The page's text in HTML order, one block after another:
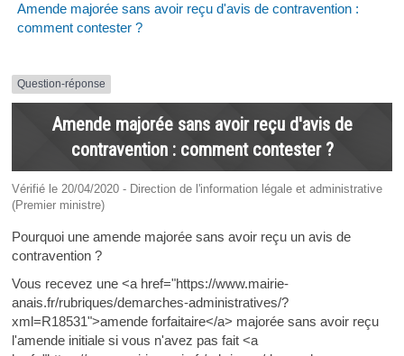
Amende majorée sans avoir reçu d'avis de contravention :
comment contester ?
Question-réponse
Amende majorée sans avoir reçu d'avis de
contravention : comment contester ?
Vérifié le 20/04/2020 - Direction de l'information légale et administrative
(Premier ministre)
Pourquoi une amende majorée sans avoir reçu un avis de
contravention ?
Vous recevez une <a href="https://www.mairie-
anais.fr/rubriques/demarches-administratives/?
xml=R18531">amende forfaitaire</a> majorée sans avoir reçu
l'amende initiale si vous n'avez pas fait <a